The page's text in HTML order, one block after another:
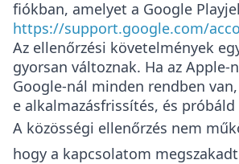
fiókban, amelyet a Google
https://support.google.com/
Az ellenőrzési követelmények
gyorsan változnak. Ha az Apple-
Google-nál minden rendben
e alkalmazásfrissítés, és
A közösségi ellenőrzés nem
hogy a kapcsolatom megszakadt